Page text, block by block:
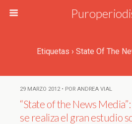
Etiquetas › State Of The
29 MARZO 2012 • POR ANDREA VIAL
“State of the News
se realiza el gran estudio